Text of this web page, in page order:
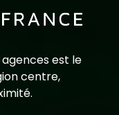
agences est le
centre,